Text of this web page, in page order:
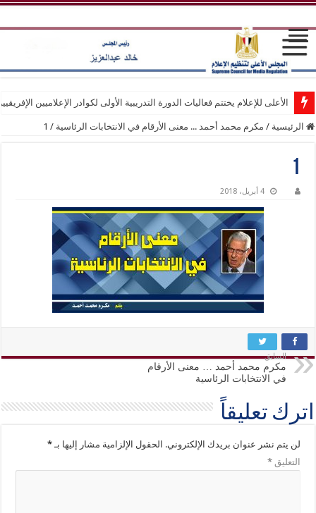
الأعلى للإعلام يختتم فعاليات الدورة التدريبية الأولى لكوادر الإعلاميين
الرئيسية / مكرم محمد أحمد ... معنى الأرقام في الانتخابات الرئاسية /
1
1
4 أبريل، 2018
السابق
مكرم محمد أحمد … معنى الأرقام
في الانتخابات الرئاسية
اترك تعليقاً
لن يتم نشر عنوان بريدك الإلكتروني. الحقول الإلزامية مشار إليها بـ*
التعليق*